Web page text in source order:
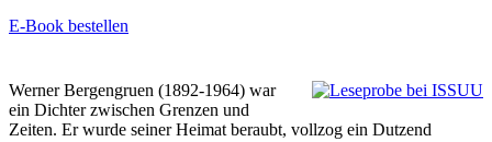
E-Book bestellen
Werner Bergengruen (1892-1964) war
ein Dichter zwischen Grenzen und
Zeiten. Er wurde seiner Heimat beraubt, vollzog ein Dutzend